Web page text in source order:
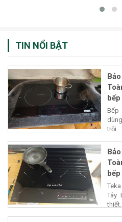
TIN NỔI BẬT
trội...
Tây